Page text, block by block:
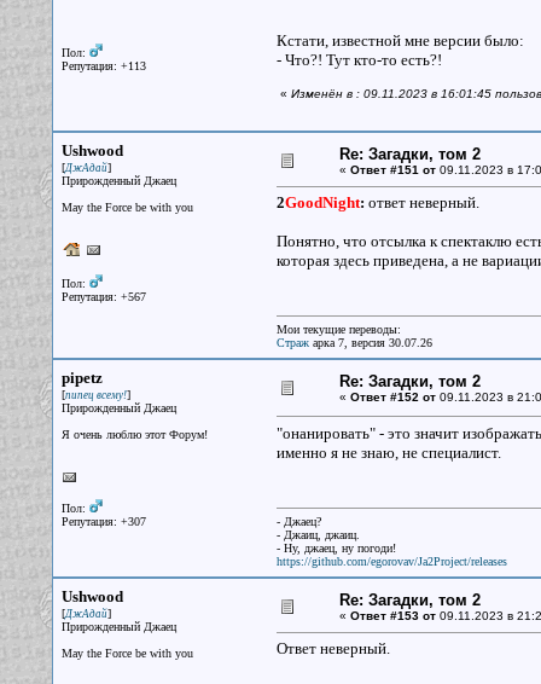
Пол:
Репутация: +113
Кстати, известной мне версии было:
- Что?! Тут кто-то есть?!
« Изменён в : 09.11.2023 в 16:01:45
Ushwood
[ДжАдай]
Прирожденный Джаец
May the Force be with you
Пол:
Репутация: +567
Re: Загадки, том 2
« Ответ #151 от09.11.2023 в
2GoodNight: ответ неверный.
Понятно, что отсылка к спектаклю
которая здесь приведена, а не
Мои текущие переводы:
Стражарка 7, версия 30.07.26
pipetz
[пипец всему!]
Прирожденный Джаец
Я очень люблю этот Форум!
Пол:
Репутация: +307
Re: Загадки, том 2
« Ответ #152 от09.11.2023 в
"онанировать" - это значит
именно я не знаю, не специалист.
- Джаец?
- Джаиц, джаиц.
- Ну, джаец, ну погоди!
https://github.com/egorovav/Ja2Project/releases
Ushwood
[ДжАдай]
Прирожденный Джаец
May the Force be with you
Re: Загадки, том 2
« Ответ #153 от09.11.2023 в
Ответ неверный.